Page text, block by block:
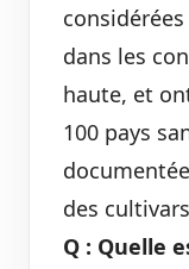
dans les
haute, et
100 pays
des
Q : Quelle